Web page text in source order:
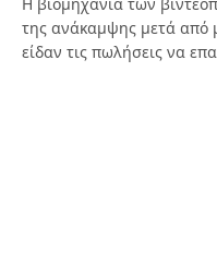
Η βιομηχανία των
της ανάκαμψης μετά από
είδαν τις πωλήσεις να